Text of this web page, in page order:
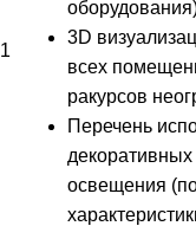
1
3D
всех
ракурсов
Перечень
освещения